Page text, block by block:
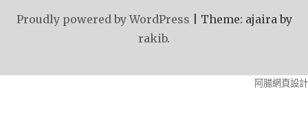
Proudly powered by WordPress
Theme: ajaira by
rakib.
阿腸網頁設計